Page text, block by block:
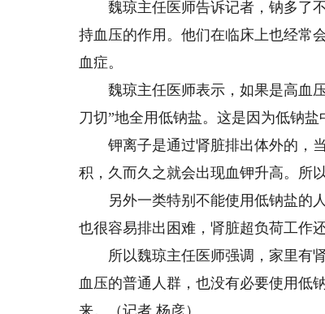
魏琼主任医师告诉记者，钠多了不
持血压的作用。他们在临床上也经常
血症。
魏琼主任医师表示，如果是高血压
刀切”地全用低钠盐。这是因为低钠
钾离子是通过肾脏排出体外的，当
积，久而久之就会出现血钾升高。所
另外一类特别不能使用低钠盐的人
也很容易排出困难，肾脏超负荷工作
所以魏琼主任医师强调，家里有肾
血压的普通人群，也没有必要使用低
来。（记者 杨彦）